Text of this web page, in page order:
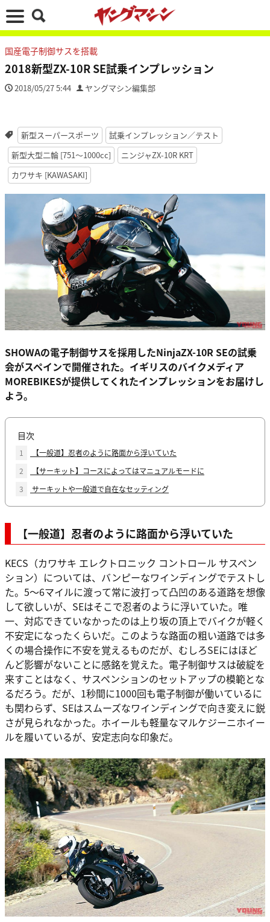
国産電子制御サスを搭載
2018新型ZX-10R SE試乗インプレッション
2018/05/27 5:44 ヤングマシン編集部
新型スーパースポーツ
試乗インプレッション／テスト
新型大型二輪 [751〜1000cc]
ニンジャZX-10R KRT
カワサキ [KAWASAKI]
SHOWAの電子制御サスを採用したNinjaZX-10R SEの試乗
会がスペインで開催された。イギリスのバイクメディア
MOREBIKESが提供してくれたインプレッションをお届けし
よう。
目次
1
【一般道】忍者のように路面から浮いていた
2
【サーキット】コースによってはマニュアルモードに
3
サーキットや一般道で自在なセッティング
【一般道】忍者のように路面から浮いていた
KECS（カワサキ エレクトロニック コントロール サスペン
ション）については、バンピーなワインディングでテストし
た。5～6マイルに渡って常に波打って凸凹のある道路を想像
して欲しいが、SEはそこで忍者のように浮いていた。唯
一、対応できていなかったのは上り坂の頂上でバイクが軽く
不安定になったくらいだ。このような路面の粗い道路では多
くの場合操作に不安を覚えるものだが、むしろSEにはほど
んど影響がないことに感銘を覚えた。電子制御サスは破綻を
来すことはなく、サスペンションのセットアップの模範とな
るだろう。だが、1秒間に1000回も電子制御が働いているに
も関わらず、SEはスムーズなワインディングで向き変えに鋭
さが見られなかった。ホイールも軽量なマルケジーニホイー
ルを履いているが、安定志向な印象だ。